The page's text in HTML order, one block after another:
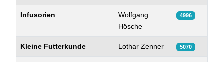
Infusorien
Wolfgang
Hösche
4996
Kleine Futterkunde Lothar Zenner 5070